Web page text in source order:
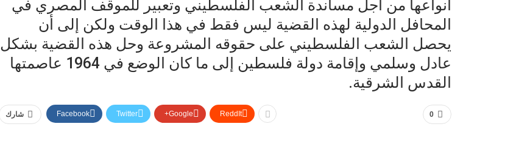
أنواعها من أجل مساندة الشعب الفلسطيني وتعبير للموقف المصري في
المحافل الدولية لهذه القضية ليس فقط في هذا الوقت ولكن إلى أن
يحصل الشعب الفلسطيني على حقوقه المشروعة وحل هذه القضية بشكل
عادل وسلمي وإقامة دولة فلسطين إلى ما كان الوضع في 1964 عاصمتها
القدس الشرقية.
0 شارك Facebook Twitter Google+ ReddIt